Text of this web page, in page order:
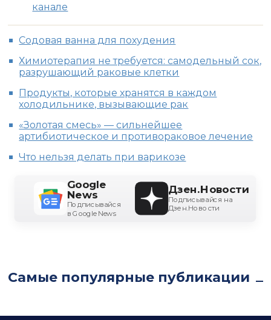
канале
Содовая ванна для похудения
Химиотерапия не требуется: самодельный сок,
разрушающий раковые клетки
Продукты, которые хранятся в каждом
холодильнике, вызывающие рак
«Золотая смесь» — сильнейшее
артибиотическое и противораковое лечение
Что нельзя делать при варикозе
Google
News
Подписывайся
в Google News
Дзен.Новости
Подписывайся на
Дзен.Новости
Самые популярные публикации